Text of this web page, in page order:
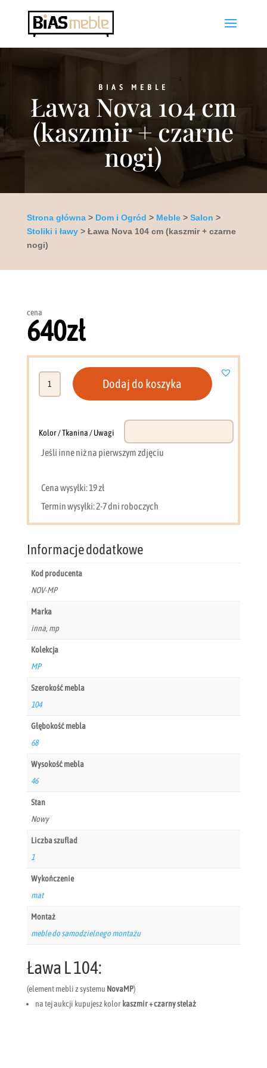
BIAS MEBLE
Ława Nova 104 cm
(kaszmir + czarne
nogi)
Strona główna> Dom i Ogród > Meble> Salon >
Stoliki i ławy> Ława Nova 104 cm (kaszmir + czarne
nogi)
Ława L 104:
(element mebli z systemu NovaMP)
na tej aukcji kupujesz kolor kaszmir + czarny stelaż
cena
640zł
cm
+
nogi)
Dodaj do koszyka
Kolor / Tkanina / Uwagi
Jeśli inne niż na pierwszym zdjęciu
Cena wysyłki: 19 zł
Termin wysyłki: 2-7 dni roboczych
Informacje dodatkowe
Kod producenta
NOV-MP
Marka
inna, mp
Kolekcja
MP
Szerokość mebla
104
Głębokość mebla
68
Wysokość mebla
46
Stan
Nowy
Liczba szuflad
1
Wykończenie
mat
Montaż
meble do samodzielnego montażu